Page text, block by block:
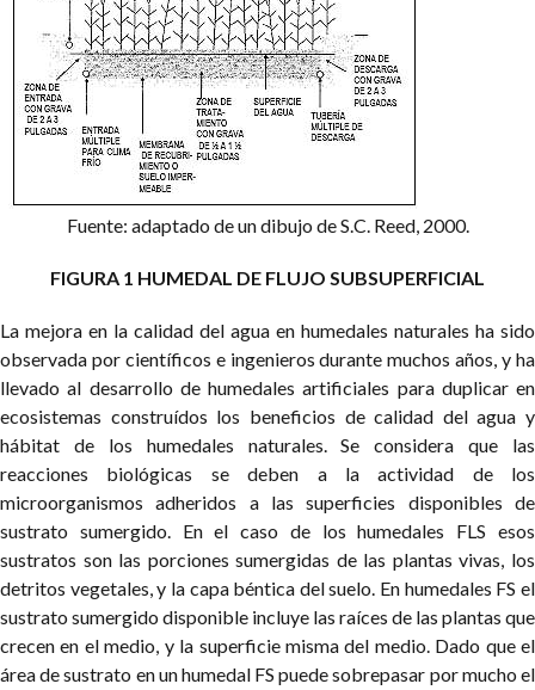
Fuente: adaptado de un dibujo de S.C. Reed, 2000.
FIGURA 1 HUMEDAL DE FLUJO SUBSUPERFICIAL
La mejora en la calidad del agua en humedales naturales ha sido
observada por científicos e ingenieros durante muchos años, y ha
llevado al desarrollo de humedales artificiales para duplicar en
ecosistemas construídos los beneficios de calidad del agua y
hábitat de los humedales naturales. Se considera que las
reacciones biológicas se deben a la actividad de los
microorganismos adheridos a las superficies disponibles de
sustrato sumergido. En el caso de los humedales FLS esos
sustratos son las porciones sumergidas de las plantas vivas, los
detritos vegetales, y la capa béntica del suelo. En humedales FS el
sustrato sumergido disponible incluye las raíces de las plantas que
crecen en el medio, y la superficie misma del medio. Dado que el
área de sustrato en un humedal FS puede sobrepasar por mucho el